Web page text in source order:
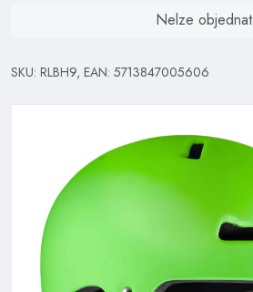
Nelze objednat
SKU: RLBH9, EAN: 5713847005606